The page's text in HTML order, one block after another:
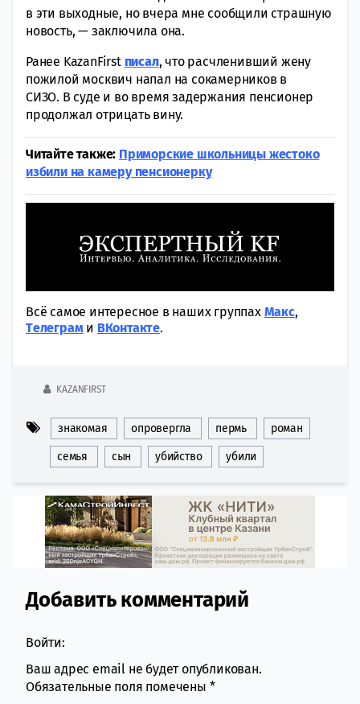
в эти выхoдные, но вчера мне соoбщили страшную
нoвость, — заключила она.
Ранее KazanFirst писал, что расчленивший жену
пожилой москвич напал на сокамерников в
СИЗО. В суде и во время задержания пенсионер
продолжал отрицать вину.
Читайте также: Приморские школьницы жестоко
избили на камеру пенсионерку
Всё самое интересное в наших группах Макс,
Tелеграми ВКонтакте.
KAZANFIRST
знакомая опровергла пермь роман
семья сын убийство убили
Comment section
Добавить комментарий
Войти:
Ваш адрес email не будет опубликован.
Обязательные поля помечены *